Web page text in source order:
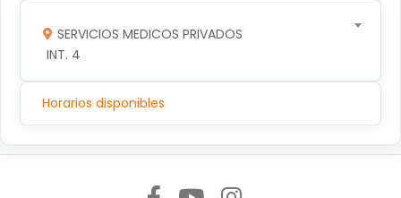
SERVICIOS MEDICOS PRIVADOS
INT. 4
Horarios disponibles